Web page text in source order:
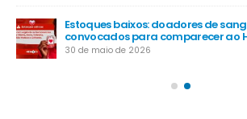
Estoques baixos: doadores de
convocados para comparecer ao
30 de maio de 2026